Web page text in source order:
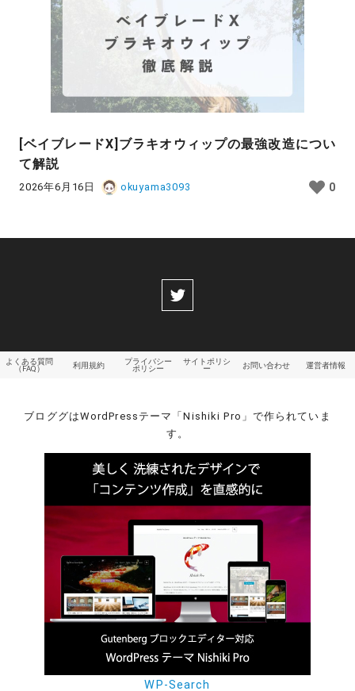
[ベイブレードX]ブラキオウィップの最強改造につい
て解説
2026年6月16日 okuyama3093 0
よくある質問
（FAQ）
利用規約
プライバシー
ポリシー
サイトポリシ
ー
お問い合わせ 運営者情報
ブロググはWordPressテーマ「Nishiki Pro」で作られていま
す。
WP-Search